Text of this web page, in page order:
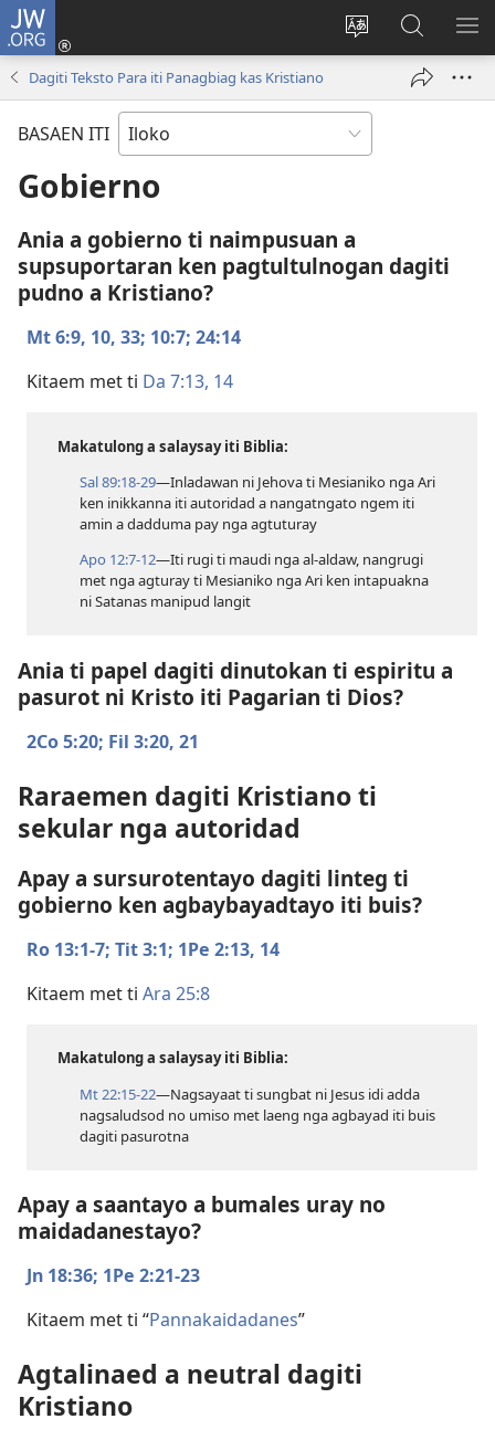
JW.ORG
Baliwan
lengguahe
ti
site
Ag-
log
(manglukat
iti
Agbirok
iti
JW.ORG
Dagiti Teksto Para iti Panagbiag kas Kristiano
BASAEN ITI
Gobierno
Ania a gobierno ti naimpusuan a
supsuportaran ken pagtultulnogan dagiti
pudno a Kristiano?
Mt 6:​9, 10, 33; 10:7; 24:14
Kitaem met ti Da 7:​13, 14
Makatulong a salaysay iti Biblia:
Sal 89:​18-29—Inladawan ni Jehova ti Mesianiko nga Ari
ken inikkanna iti autoridad a nangatngato ngem iti
amin a dadduma pay nga agtuturay
Apo 12:​7-12—Iti rugi ti maudi nga al-aldaw, nangrugi
met nga agturay ti Mesianiko nga Ari ken intapuakna
ni Satanas manipud langit
Ania ti papel dagiti dinutokan ti espiritu a
pasurot ni Kristo iti Pagarian ti Dios?
2Co 5:20; Fil 3:​20, 21
Raraemen dagiti Kristiano ti
sekular nga autoridad
Apay a sursurotentayo dagiti linteg ti
gobierno ken agbaybayadtayo iti buis?
Ro 13:​1-7; Tit 3:1; 1Pe 2:​13, 14
Kitaem met ti Ara 25:8
Makatulong a salaysay iti Biblia:
Mt 22:​15-22—Nagsayaat ti sungbat ni Jesus idi adda
nagsaludsod no umiso met laeng nga agbayad iti buis
dagiti pasurotna
Apay a saantayo a bumales uray no
maidadanestayo?
Jn 18:36; 1Pe 2:​21-23
Kitaem met ti “Pannakaidadanes”
Agtalinaed a neutral dagiti
Kristiano